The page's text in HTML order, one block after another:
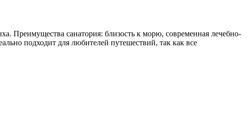
Преимущества санатория: близость к морю, современная лечебно-
подходит для любителей путешествий, так как все